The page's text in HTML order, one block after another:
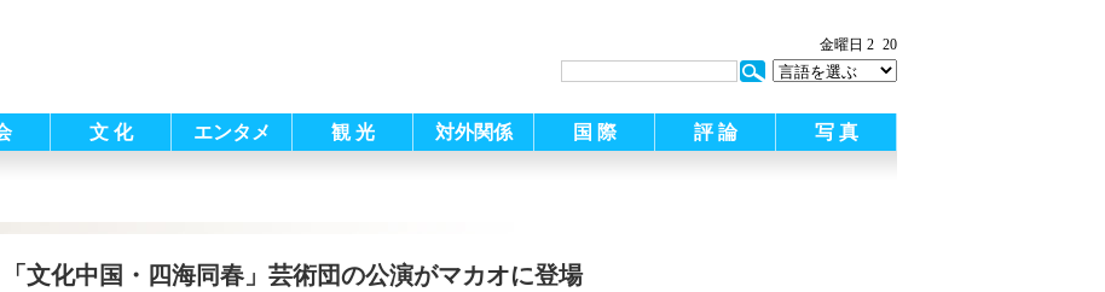
金曜日 2 20
文 化 エンタメ 観 光 対外関係 国 際 評 論 写 真
「文化中国・四海同春」芸術団の公演がマカオに登場